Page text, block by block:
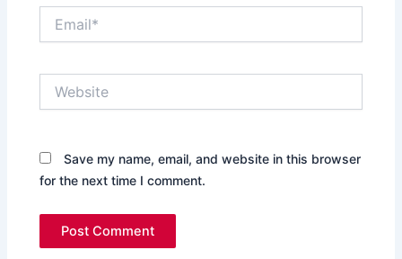
Save my name, email, and website in this browser
for the next time I comment.